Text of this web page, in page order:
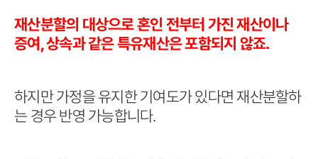
재산분할의 대상으로 혼인 전부터 가진 재산이나
증여, 상속과 같은 특유재산은 포함되지 않죠.
하지만 가정을 유지한 기여도가 있다면 재산분할하
는 경우 반영 가능합니다.